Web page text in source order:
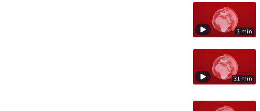
3 min
31 min